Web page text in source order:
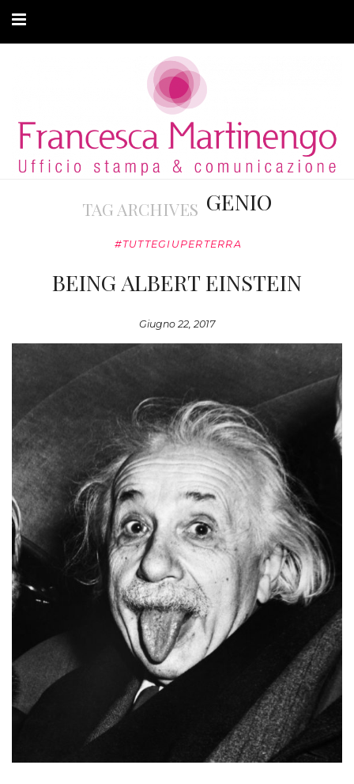
ARTICOLI
MODA ADATTIVA
TAG ARCHIVES GENIO
#TUTTEGIUPERTERRA
BEING ALBERT EINSTEIN
Giugno 22, 2017